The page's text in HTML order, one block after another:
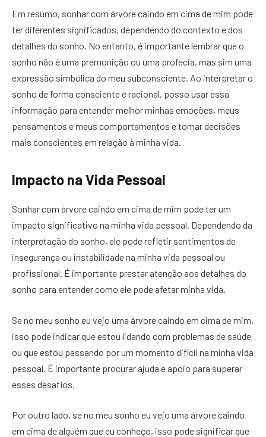
Em resumo, sonhar com árvore caindo em cima de mim pode
ter diferentes significados, dependendo do contexto e dos
detalhes do sonho. No entanto, é importante lembrar que o
sonho não é uma premonição ou uma profecia, mas sim uma
expressão simbólica do meu subconsciente. Ao interpretar o
sonho de forma consciente e racional, posso usar essa
informação para entender melhor minhas emoções, meus
pensamentos e meus comportamentos e tomar decisões
mais conscientes em relação à minha vida.
Impacto na Vida Pessoal
Sonhar com árvore caindo em cima de mim pode ter um
impacto significativo na minha vida pessoal. Dependendo da
interpretação do sonho, ele pode refletir sentimentos de
insegurança ou instabilidade na minha vida pessoal ou
profissional. É importante prestar atenção aos detalhes do
sonho para entender como ele pode afetar minha vida.
Se no meu sonho eu vejo uma árvore caindo em cima de mim,
isso pode indicar que estou lidando com problemas de saúde
ou que estou passando por um momento difícil na minha vida
pessoal. É importante procurar ajuda e apoio para superar
esses desafios.
Por outro lado, se no meu sonho eu vejo uma árvore caindo
em cima de alguém que eu conheço, isso pode significar que